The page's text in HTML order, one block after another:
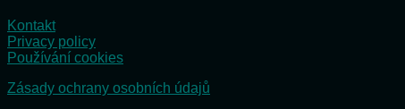
Kontakt
Privacy policy
Používání cookies
Zásady ochrany osobních údajů